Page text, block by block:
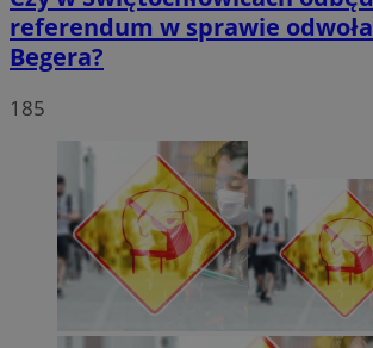
referendum w sprawie
Begera?
185